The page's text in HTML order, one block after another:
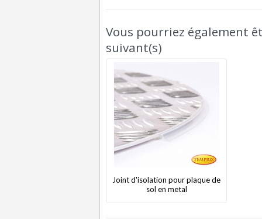
Vous pourriez également
suivant(s)
Joint d'isolation pour plaque de
sol en metal